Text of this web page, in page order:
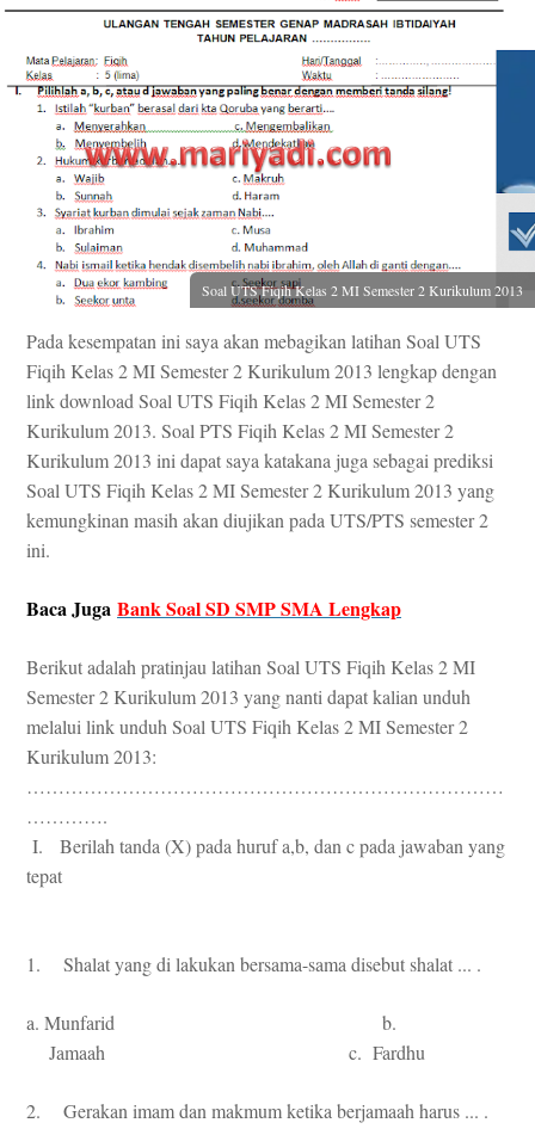
Soal UTS Fiqih Kelas 2 MI Semester 2 Kurikulum 2013
Pada kesempatan ini saya akan mebagikan latihan Soal UTS
Fiqih Kelas 2 MI Semester 2 Kurikulum 2013 lengkap dengan
link download Soal UTS Fiqih Kelas 2 MI Semester 2
Kurikulum 2013. Soal PTS Fiqih Kelas 2 MI Semester 2
Kurikulum 2013 ini dapat saya katakana juga sebagai prediksi
Soal UTS Fiqih Kelas 2 MI Semester 2 Kurikulum 2013 yang
kemungkinan masih akan diujikan pada UTS/PTS semester 2
ini.
Baca Juga Bank Soal SD SMP SMA Lengkap
Berikut adalah pratinjau latihan Soal UTS Fiqih Kelas 2 MI
Semester 2 Kurikulum 2013 yang nanti dapat kalian unduh
melalui link unduh Soal UTS Fiqih Kelas 2 MI Semester 2
Kurikulum 2013:
…………………………………………………………………
………….
I.
Berilah tanda (X) pada huruf a,b, dan c pada jawaban yang
tepat
1. Shalat yang di lakukan bersama-sama disebut shalat ... .
a. Munfarid b.
Jamaah c. Fardhu
2. Gerakan imam dan makmum ketika berjamaah harus ... .